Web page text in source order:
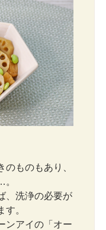
ものもあり、
、洗浄の必要が
。
ンアイの「オー